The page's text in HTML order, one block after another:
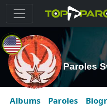
Paroles
Albums Paroles